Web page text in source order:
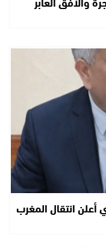
انتقال المغرب